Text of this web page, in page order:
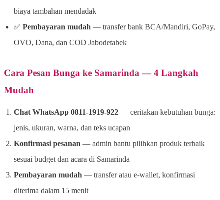
biaya tambahan mendadak
✅ Pembayaran mudah — transfer bank BCA/Mandiri, GoPay,
OVO, Dana, dan COD Jabodetabek
Cara Pesan Bunga ke Samarinda — 4 Langkah
Mudah
Chat WhatsApp 0811-1919-922 — ceritakan kebutuhan bunga:
jenis, ukuran, warna, dan teks ucapan
Konfirmasi pesanan — admin bantu pilihkan produk terbaik
sesuai budget dan acara di Samarinda
Pembayaran mudah — transfer atau e-wallet, konfirmasi
diterima dalam 15 menit